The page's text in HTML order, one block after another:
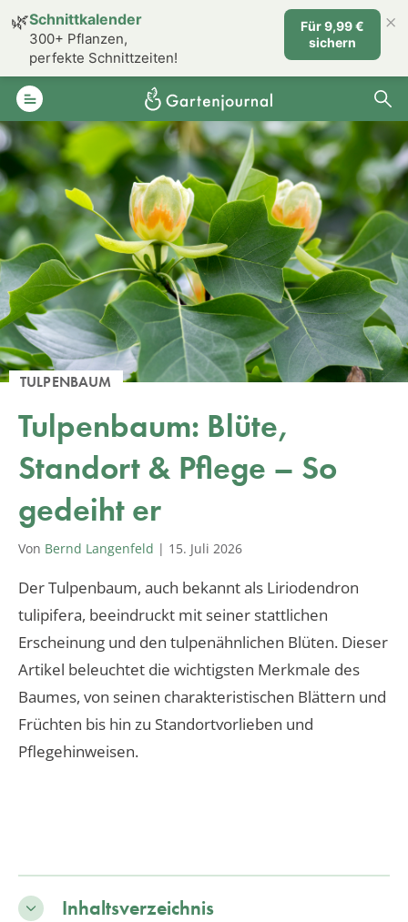
TULPENBAUM
Tulpenbaum: Blüte,
Standort & Pflege – So
gedeiht er
Von Bernd Langenfeld | 15. Juli 2026
Der Tulpenbaum, auch bekannt als Liriodendron
tulipifera, beeindruckt mit seiner stattlichen
Erscheinung und den tulpenähnlichen Blüten. Dieser
Artikel beleuchtet die wichtigsten Merkmale des
Baumes, von seinen charakteristischen Blättern und
Früchten bis hin zu Standortvorlieben und
Pflegehinweisen.
Inhaltsverzeichnis
🌿Schnittkalender
300+ Pflanzen,
perfekte Schnittzeiten!
Für 9,99 €
sichern
×